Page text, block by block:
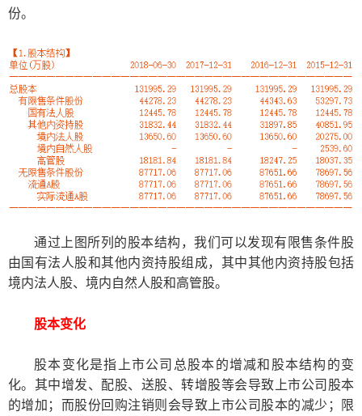
份。
通过上图所列的股本结构，我们可以发现有限售条件股
由国有法人股和其他内资持股组成，其中其他内资持股包括
境内法人股、境内自然人股和高管股。
股本变化
股本变化是指上市公司总股本的增减和股本结构的变
化。其中增发、配股、送股、转增股等会导致上市公司股本
的增加；而股份回购注销则会导致上市公司股本的减少；限